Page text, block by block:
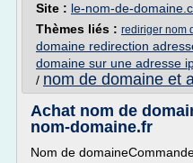
Site : le-nom-de-
Thèmes liés : rediriger nom
domaine redirection
domaine sur une adresse
/ nom de domaine et
Achat nom de
nom-domaine.fr
Nom de